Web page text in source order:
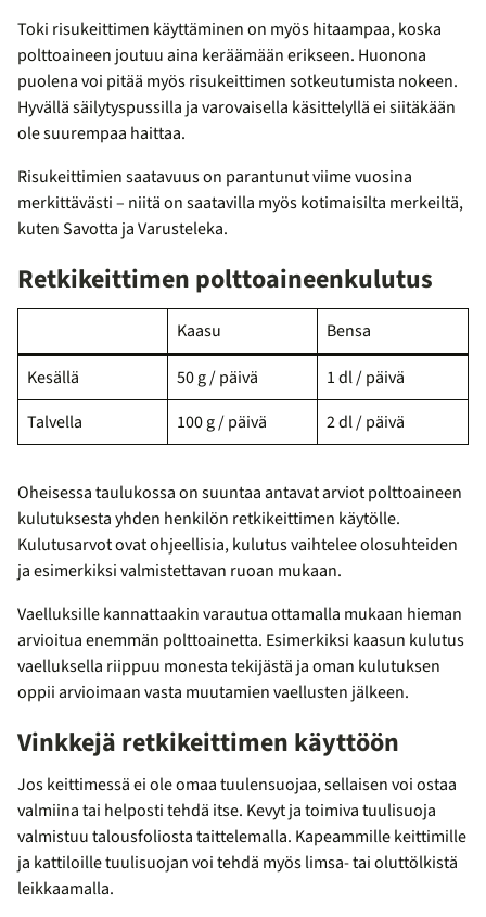
Toki risukeittimen käyttäminen on myös hitaampaa, koska
polttoaineen joutuu aina keräämään erikseen. Huonona
puolena voi pitää myös risukeittimen sotkeutumista nokeen.
Hyvällä säilytyspussilla ja varovaisella käsittelyllä ei siitäkään
ole suurempaa haittaa.
Risukeittimien saatavuus on parantunut viime vuosina
merkittävästi – niitä on saatavilla myös kotimaisilta merkeiltä,
kuten Savotta ja Varusteleka.
Retkikeittimen polttoaineenkulutus
Kaasu
Bensa
Kesällä
50 g / päivä
1 dl / päivä
Talvella
100 g / päivä 2 dl / päivä
Oheisessa taulukossa on suuntaa antavat arviot polttoaineen
kulutuksesta yhden henkilön retkikeittimen käytölle.
Kulutusarvot ovat ohjeellisia, kulutus vaihtelee olosuhteiden
ja esimerkiksi valmistettavan ruoan mukaan.
Vaelluksille kannattaakin varautua ottamalla mukaan hieman
arvioitua enemmän polttoainetta. Esimerkiksi kaasun kulutus
vaelluksella riippuu monesta tekijästä ja oman kulutuksen
oppii arvioimaan vasta muutamien vaellusten jälkeen.
Vinkkejä retkikeittimen käyttöön
Jos keittimessä ei ole omaa tuulensuojaa, sellaisen voi ostaa
valmiina tai helposti tehdä itse. Kevyt ja toimiva tuulisuoja
valmistuu talousfoliosta taittelemalla. Kapeammille keittimille
ja kattiloille tuulisuojan voi tehdä myös limsa- tai oluttölkistä
leikkaamalla.